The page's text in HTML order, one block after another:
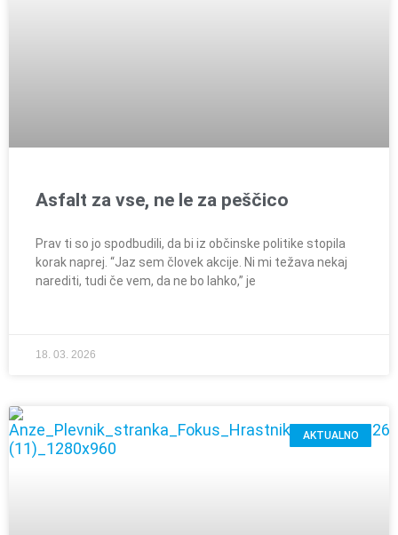
Asfalt za vse, ne le za peščico
Prav ti so jo spodbudili, da bi iz občinske politike stopila
korak naprej. “Jaz sem človek akcije. Ni mi težava nekaj
narediti, tudi če vem, da ne bo lahko,” je
18. 03. 2026
AKTUALNO